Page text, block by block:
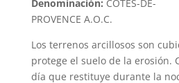
Denominación: COTES-DE-
PROVENCE A.O.C.
Los terrenos arcillosos son
protege el suelo de la erosión.
día que restituye durante la